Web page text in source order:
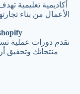
أكاديمية تعليمية
الأعمال من بناء
نقدم دورات عملية
منتجاتك وتحقيق